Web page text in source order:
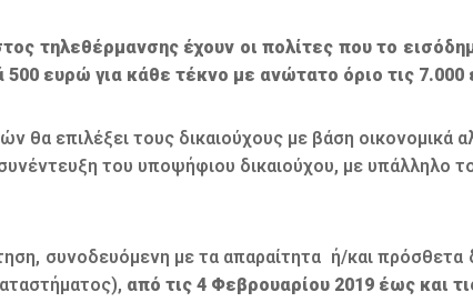
τηλεθέρμανσης έχουν οι πολίτες που το
ευρώ για κάθε τέκνο με ανώτατο όριο τις 7.000
θα επιλέξει τους δικαιούχους με βάση οικονομικά
του υποψήφιου δικαιούχου, με υπάλληλο
συνοδευόμενη με τα απαραίτητα ή/και
από τις 4 Φεβρουαρίου 2019 έως και